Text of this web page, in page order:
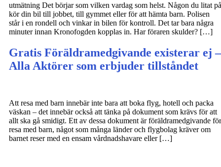
utmätning Det börjar som vilken vardag som helst. Någon du litat på
kör din bil till jobbet, till gymmet eller för att hämta barn. Polisen
står i en rondell och vinkar in bilen för kontroll. Det tar bara några
minuter innan Kronofogden kopplas in. Har föraren skulder? […]
Gratis Föräldramedgivande existerar ej –
Alla Aktörer som erbjuder tillståndet
Att resa med barn innebär inte bara att boka flyg, hotell och packa
väskan – det innebär också att tänka på dokument som krävs för att
allt ska gå smidigt. Ett av dessa dokument är föräldramedgivande för
resa med barn, något som många länder och flygbolag kräver om
barnet reser med en ensam vårdnadshavare eller […]